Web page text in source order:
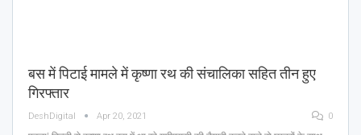
बस में पिटाई मामले में कृष्णा रथ की संचालिका सहित तीन हुए
गिरफ्तार
DeshDigital Apr 20, 2021 0